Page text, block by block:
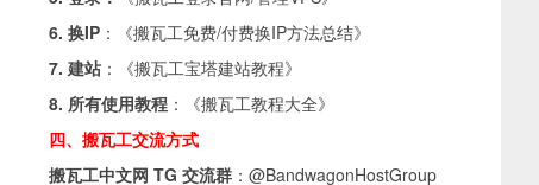
6. 换IP ：《搬瓦工免费/付费换IP方法总结》
7. 建站 ：《搬瓦工宝塔建站教程》
8. 所有使用教程 ：《搬瓦工教程大全》
四、搬瓦工交流方式
搬瓦工中文网 TG 交流群 ： @BandwagonHostGroup